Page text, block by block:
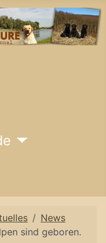
News
sind geboren.